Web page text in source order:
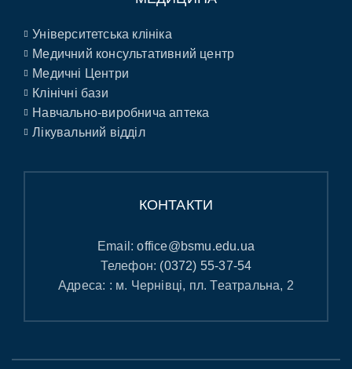
Університетська клініка
Медичний консультативний центр
Медичні Центри
Клінічні бази
Навчально-виробнича аптека
Лікувальний відділ
КОНТАКТИ
Email:office@bsmu.edu.ua
Телефон: (0372) 55-37-54
Адреса: : м. Чернівці, пл. Театральна, 2